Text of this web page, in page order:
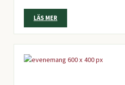
LÄS MER